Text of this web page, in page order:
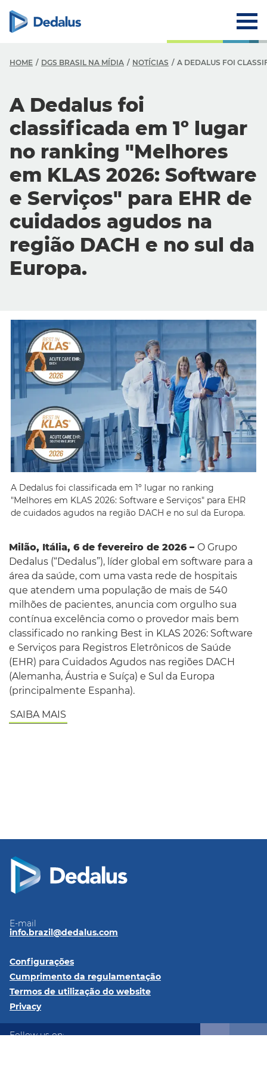
Português
HOME DGS BRASIL NA MÍDIA NOTÍCIAS A DEDALUS FOI
A Dedalus foi
classificada em 1º lugar
no ranking "Melhores
em KLAS 2026: Software
e Serviços" para EHR de
cuidados agudos na
região DACH e no sul da
Europa.
A Dedalus foi classificada em 1º lugar no ranking
"Melhores em KLAS 2026: Software e Serviços" para EHR
de cuidados agudos na região DACH e no sul da Europa.
Milão, Itália, 6 de fevereiro de 2026 – O Grupo
Dedalus (“Dedalus”), líder global em software para a
área da saúde, com uma vasta rede de hospitais
que atendem uma população de mais de 540
milhões de pacientes, anuncia com orgulho sua
contínua excelência como o provedor mais bem
classificado no ranking Best in KLAS 2026: Software
e Serviços para Registros Eletrônicos de Saúde
(EHR) para Cuidados Agudos nas regiões DACH
(Alemanha, Áustria e Suíça) e Sul da Europa
(principalmente Espanha).
SAIBA MAIS
E-mail
info.brazil@dedalus.com
Configurações
Cumprimento da regulamentação
Termos de utilização do website
Privacy
Follow us on: